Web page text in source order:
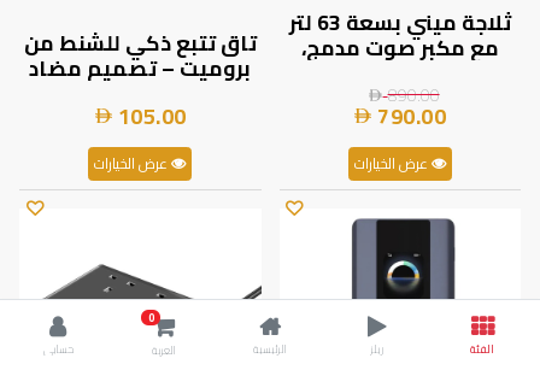
ثلاجة ميني بسعة 63 لتر
مع مكبر صوت مدمج،
بقدرة 85 واط ونطاق
تبريد 0–10°C من حمد
ستور | 7MD51325 |
890.00
790.00
عرض الخيارات
تاق تتبع ذكي للشنط من
بروميت – تصميم مضاد
للفقدان، هيكل جلدي
نحيف، تتبع ذكي مدمج |
HushTag |
105.00
عرض الخيارات
الفئة ريلز الرئيسية
0
العربة
حسابي